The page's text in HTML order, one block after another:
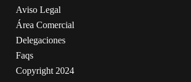
Aviso Legal
Área Comercial
Delegaciones
Faqs
Copyright 2024